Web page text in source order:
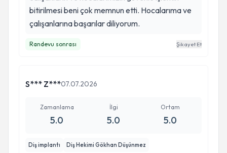
bitirilmesi beni çok memnun etti. Hocalarıma ve
çalışanlarına başarılar diliyorum.
Randevu sonrası Şikayet Et
S*** Z***07.07.2026
Zamanlama
5.0
İlgi
5.0
Ortam
5.0
Diş implantı Diş Hekimi Gökhan Düşünmez